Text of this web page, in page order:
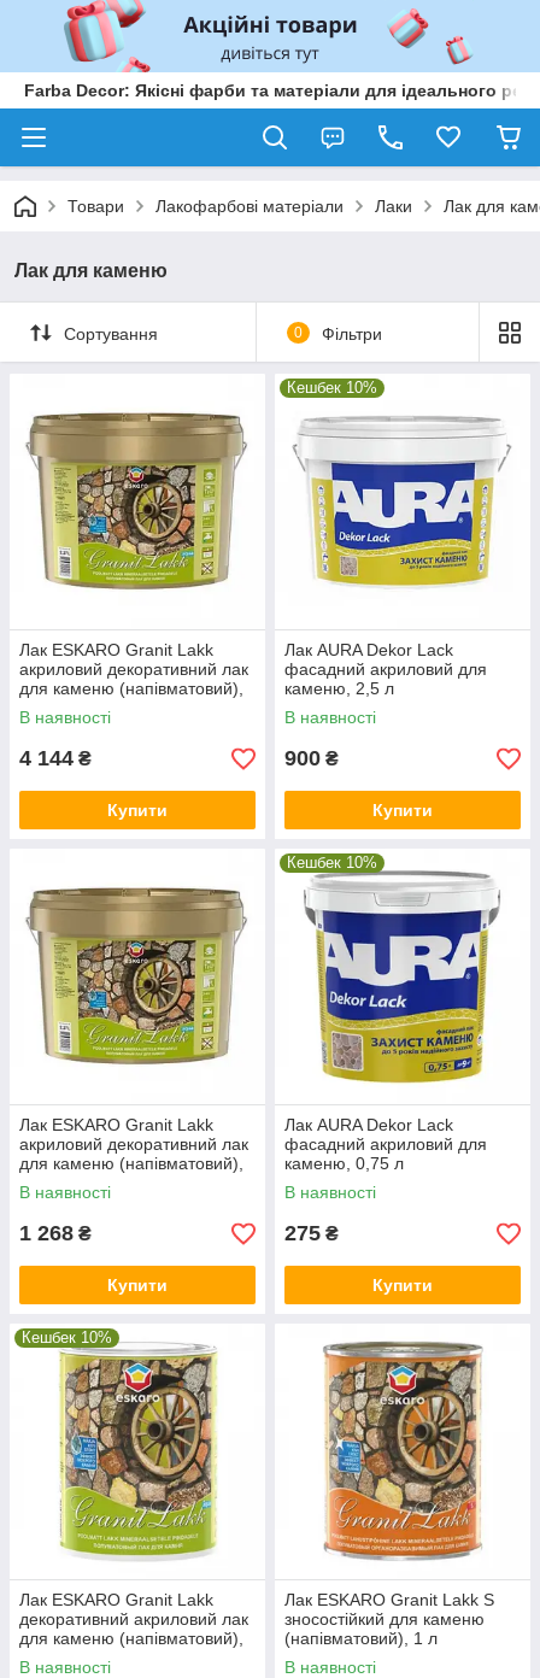
Farba Decor: Якісні фарби та матеріали для ідеального
Товари Лакофарбові матеріали Лаки Лак для
Лак для каменю
Сортування 0 Фільтри
Лак ESKARO Granit Lakk
акриловий декоративний лак
для каменю (напівматовий),
9,5 л
В наявності
4 144 ₴
Купити
Кешбек 10%
Лак AURA Dekor Lack
фасадний акриловий для
каменю, 2,5 л
В наявності
900 ₴
Купити
Лак ESKARO Granit Lakk
акриловий декоративний лак
для каменю (напівматовий),
2,37 л
В наявності
1 268 ₴
Купити
Кешбек 10%
Лак AURA Dekor Lack
фасадний акриловий для
каменю, 0,75 л
В наявності
275 ₴
Купити
Кешбек 10%
Лак ESKARO Granit Lakk
декоративний акриловий лак
для каменю (напівматовий),
0,95 л
В наявності
Лак ESKARO Granit Lakk S
зносостійкий для каменю
(напівматовий), 1 л
В наявності